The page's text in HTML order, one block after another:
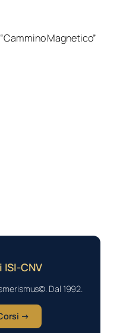
Magnetico”
CNV
Dal 1992.
→